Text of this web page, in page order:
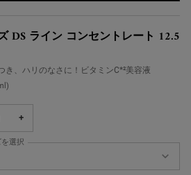
DS ライン コンセントレート 12.5
き、ハリのなさに！ビタミンC*²美容液
+
DS ライン コンセントレート 12.5Ｃ の サイズ を
選択